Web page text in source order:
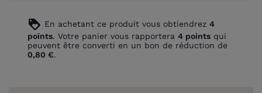
loyalty En achetant ce produit vous obtiendrez 4
points. Votre panier vous rapportera 4 points qui
peuvent être converti en un bon de réduction de
0,80 €.